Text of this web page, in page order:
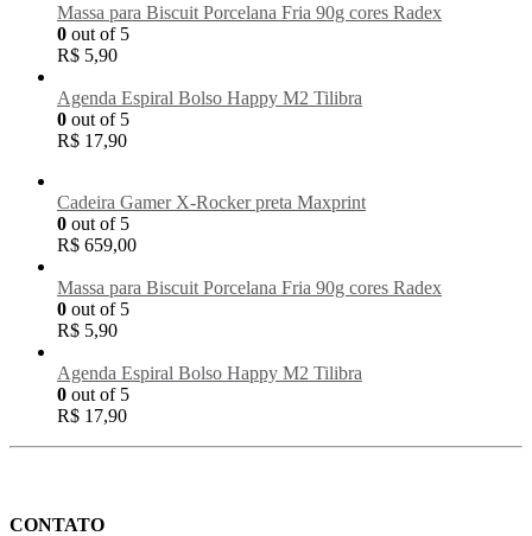
Massa para Biscuit Porcelana Fria 90g cores Radex
0 out of 5
R$ 5,90
Agenda Espiral Bolso Happy M2 Tilibra
0 out of 5
R$ 17,90
Cadeira Gamer X-Rocker preta Maxprint
0 out of 5
R$ 659,00
Massa para Biscuit Porcelana Fria 90g cores Radex
0 out of 5
R$ 5,90
Agenda Espiral Bolso Happy M2 Tilibra
0 out of 5
R$ 17,90
CONTATO